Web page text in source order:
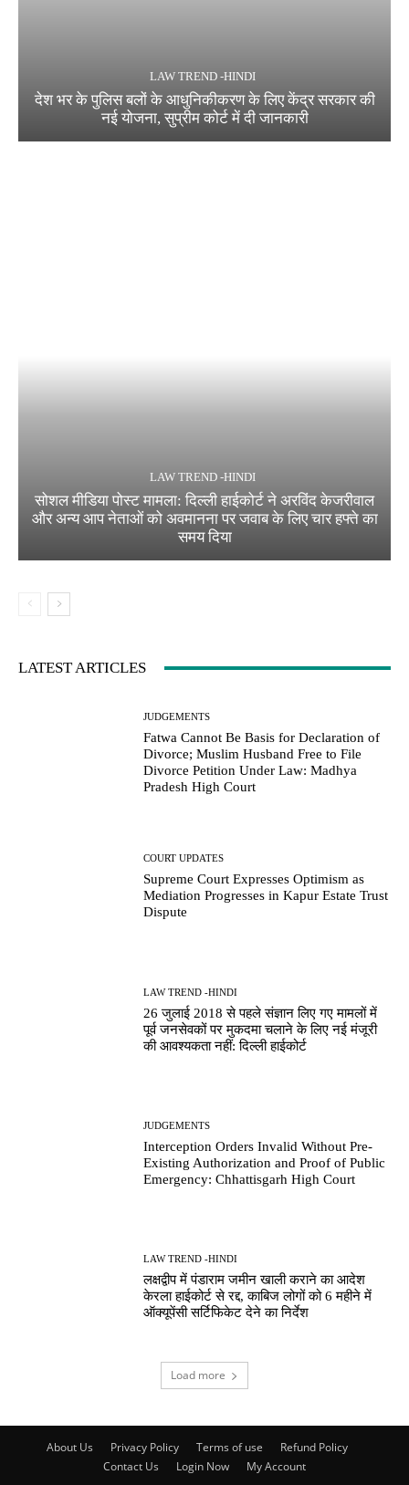
LAW TREND -HINDI
देश भर के पुलिस बलों के आधुनिकीकरण के लिए केंद्र सरकार की
नई योजना, सुप्रीम कोर्ट में दी जानकारी
LAW TREND -HINDI
सोशल मीडिया पोस्ट मामला: दिल्ली हाईकोर्ट ने अरविंद केजरीवाल
और अन्य आप नेताओं को अवमानना पर जवाब के लिए चार हफ्ते का
समय दिया
LATEST ARTICLES
JUDGEMENTS
Fatwa Cannot Be Basis for Declaration of
Divorce; Muslim Husband Free to File
Divorce Petition Under Law: Madhya
Pradesh High Court
COURT UPDATES
Supreme Court Expresses Optimism as
Mediation Progresses in Kapur Estate Trust
Dispute
LAW TREND -HINDI
26 जुलाई 2018 से पहले संज्ञान लिए गए मामलों में
पूर्व जनसेवकों पर मुकदमा चलाने के लिए नई मंजूरी
की आवश्यकता नहीं: दिल्ली हाईकोर्ट
JUDGEMENTS
Interception Orders Invalid Without Pre-
Existing Authorization and Proof of Public
Emergency: Chhattisgarh High Court
LAW TREND -HINDI
लक्षद्वीप में पंडाराम जमीन खाली कराने का आदेश
केरला हाईकोर्ट से रद्द, काबिज लोगों को 6 महीने में
ऑक्यूपेंसी सर्टिफिकेट देने का निर्देश
Load more
About Us Privacy Policy Terms of use
Refund Policy
Contact Us
Login Now My Account